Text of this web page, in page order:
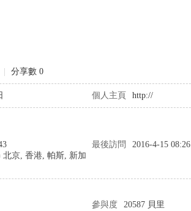
分享數 0
個人主頁 http://
最後訪問 2016-4-15 08:26
北京, 香港, 帕斯, 新加
參與度 20587 貝里